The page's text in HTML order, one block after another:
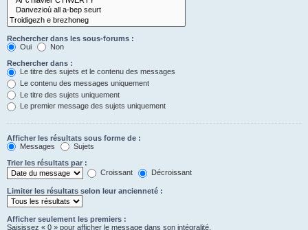
Rechercher dans les sous-forums :
Oui
Non
Rechercher dans :
Le titre des sujets et le contenu des messages
Le contenu des messages uniquement
Le titre des sujets uniquement
Le premier message des sujets uniquement
Afficher les résultats sous forme de :
Messages
Sujets
Trier les résultats par :
Croissant
Décroissant
Limiter les résultats selon leur ancienneté :
Afficher seulement les premiers :
Saisissez « 0 » pour afficher le message dans son intégralité.